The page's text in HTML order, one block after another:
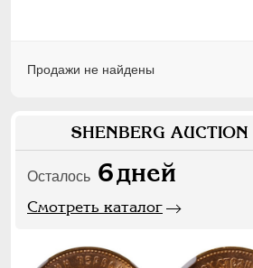
Продажи не найдены
SHENBERG AUCTION
Осталось 6дней
Смотреть каталог